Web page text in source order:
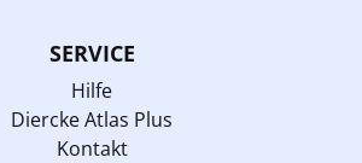
SERVICE
Hilfe
Diercke Atlas Plus
Kontakt